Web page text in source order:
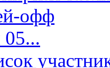
офф
05...